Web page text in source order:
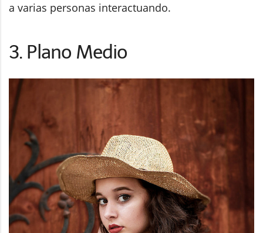
a varias personas interactuando.
3. Plano Medio